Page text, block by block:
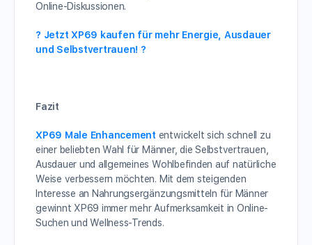
Online-Diskussionen.
? Jetzt XP69 kaufen für mehr Energie, Ausdauer
und Selbstvertrauen! ?
Fazit
XP69 Male Enhancement entwickelt sich schnell zu
einer beliebten Wahl für Männer, die Selbstvertrauen,
Ausdauer und allgemeines Wohlbefinden auf natürliche
Weise verbessern möchten. Mit dem steigenden
Interesse an Nahrungsergänzungsmitteln für Männer
gewinnt XP69 immer mehr Aufmerksamkeit in Online-
Suchen und Wellness-Trends.